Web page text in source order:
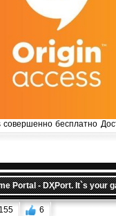
бесплатно
Portal - DҲPort. It`s your
6